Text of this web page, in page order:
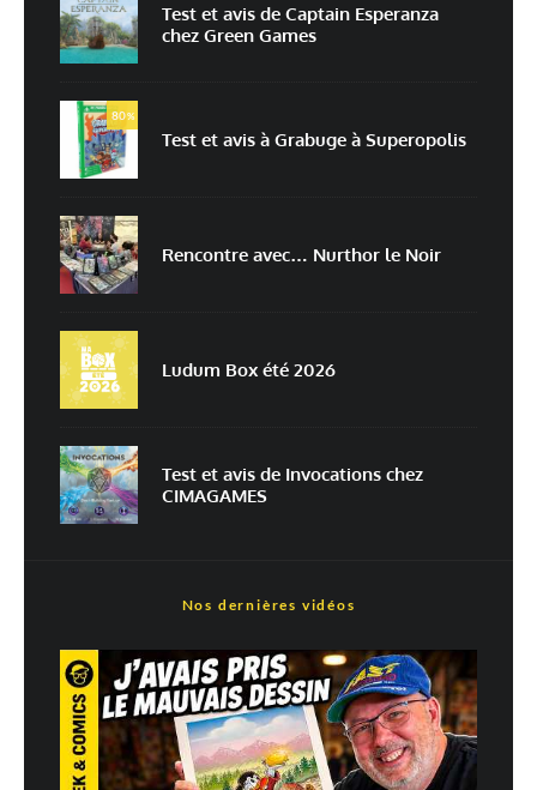
E-mail*
Enregistrer mon nom, mon e-mail et mon site dans le navigateur pour
mon prochain commentaire.
Prévenez-moi de tous les nouveaux commentaires par e-mail.
Prévenez-moi de tous les nouveaux articles par e-mail.
traitées
Test et avis de Captain Esperanza
chez Green Games
80%
Test et avis à Grabuge à Superopolis
Rencontre avec… Nurthor le Noir
Ludum Box été 2026
Test et avis de Invocations chez
CIMAGAMES
Nos dernières vidéos